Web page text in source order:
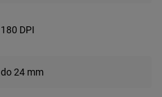
180 DPI
do 24 mm